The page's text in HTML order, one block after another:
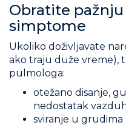
Obratite
simptome
Ukoliko doživljavate
ako traju duže vreme),
pulmologa:
otežano disanje,
nedostatak
sviranje u grudima